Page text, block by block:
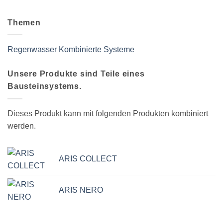
Themen
Regenwasser Kombinierte Systeme
Unsere Produkte sind Teile eines
Bausteinsystems.
Dieses Produkt kann mit folgenden Produkten kombiniert
werden.
ARIS COLLECT
ARIS NERO